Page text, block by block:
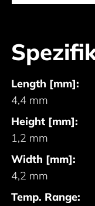
Length [mm]:
4,4 mm
Height [mm]:
1,2 mm
Width [mm]:
4,2 mm
Temp. Range: